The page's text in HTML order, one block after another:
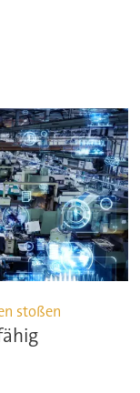
stoßen